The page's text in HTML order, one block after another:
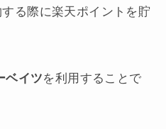
る際に楽天ポイントを貯
ベイツを利用することで